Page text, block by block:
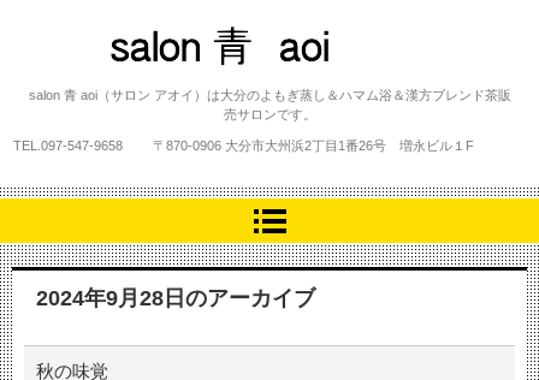
salon 青 aoi
salon 青 aoi（サロン アオイ）は大分のよもぎ蒸し＆ハマム浴＆漢方ブレンド茶販
売サロンです。
TEL. 097-547-9658 〒870-0906 大分市大州浜2丁目1番26号 増永ビル１F
2024年9月28日 のアーカイブ
秋の味覚